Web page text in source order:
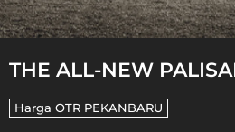
THE ALL-NEW
Harga OTR PEKANBARU